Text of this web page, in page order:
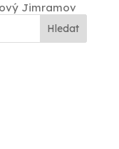
Jimramov